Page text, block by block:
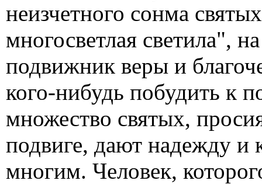
неизчетного сонма
многосветлая светила",
подвижник веры и
кого-нибудь побудить к
множество святых,
подвиге, дают надежду и
многим. Человек,